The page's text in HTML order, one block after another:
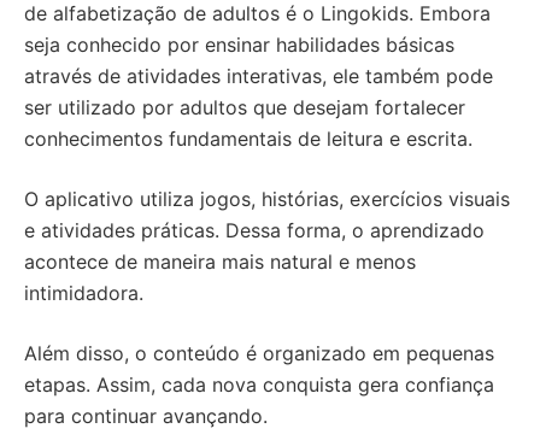
de alfabetização de adultos é o Lingokids. Embora
seja conhecido por ensinar habilidades básicas
através de atividades interativas, ele também pode
ser utilizado por adultos que desejam fortalecer
conhecimentos fundamentais de leitura e escrita.
O aplicativo utiliza jogos, histórias, exercícios visuais
e atividades práticas. Dessa forma, o aprendizado
acontece de maneira mais natural e menos
intimidadora.
Além disso, o conteúdo é organizado em pequenas
etapas. Assim, cada nova conquista gera confiança
para continuar avançando.